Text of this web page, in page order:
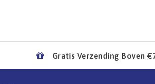
Gratis Verzending Boven